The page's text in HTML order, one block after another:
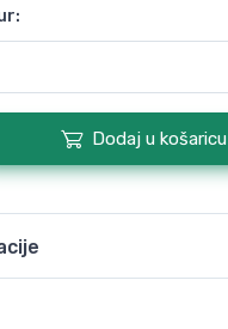
:
Dodaj u košaricu